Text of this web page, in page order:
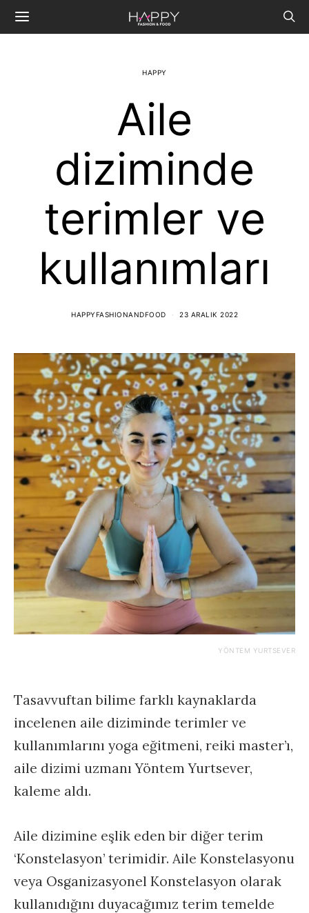
HAPPY
Aile
diziminde
terimler ve
kullanımları
HAPPYFASHIONANDFOOD 23 ARALIK 2022
YÖNTEM YURTSEVER
Tasavvuftan bilime farklı kaynaklarda
incelenen aile diziminde terimler ve
kullanımlarını yoga eğitmeni, reiki master’ı,
aile dizimi uzmanı Yöntem Yurtsever,
kaleme aldı.
Aile dizimine eşlik eden bir diğer terim
‘Konstelasyon’ terimidir. Aile Konstelasyonu
veya Osganizasyonel Konstelasyon olarak
kullanıdığını duyacağımız terim temelde